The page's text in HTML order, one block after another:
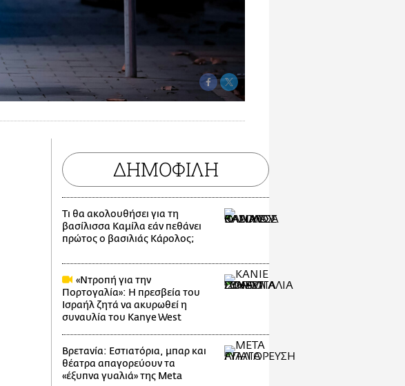
ΔΗΜΟΦΙΛΗ
Τι θα ακολουθήσει για τη
βασίλισσα Καμίλα εάν πεθάνει
πρώτος ο βασιλιάς Κάρολος;
«Ντροπή για την
Πορτογαλία»: Η πρεσβεία του
Ισραήλ ζητά να ακυρωθεί η
συναυλία του Kanye West
Βρετανία: Εστιατόρια, μπαρ και
θέατρα απαγορεύουν τα
«έξυπνα γυαλιά» της Meta